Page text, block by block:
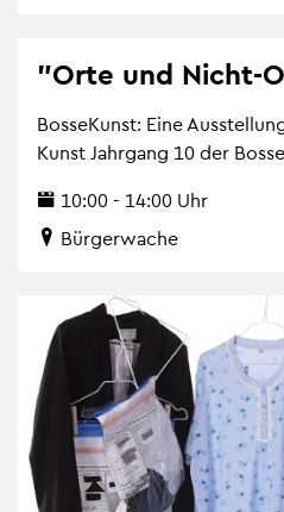
"Orte und Nicht-
Bos­se­Kunst: Eine
Kunst Jahr­gang 10 der
10:00 - 14:00 Uhr
Bür­ger­wa­che